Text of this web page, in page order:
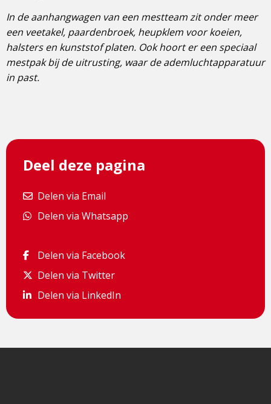
In de aanhangwagen van een mestteam zit onder meer
een veetakel, paardenbroek, heupklem voor koeien,
halsters en kunststof platen. Ook hoort er een speciaal
mestpak bij de uitrusting, waar de ademluchtapparatuur
in past.
Deel deze pagina
Delen via Email
Delen via Email
Delen via Whatsapp
Delen via Whatsapp
Delen via Facebook
Delen via Facebook
Delen via Twitter
Delen via Twitter
Delen via LinkedIn
Delen via LinkedIn